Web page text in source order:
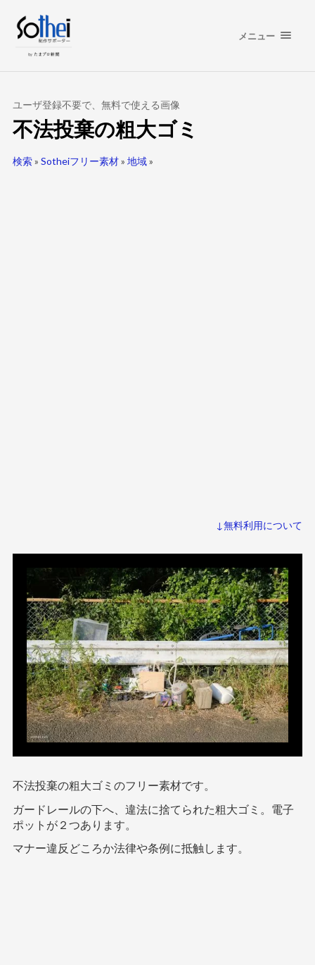
メニュー
ユーザ登録不要で、無料で使える画像
不法投棄の粗大ゴミ
検索» Sotheiフリー素材» 地域»
↓無料利用について
不法投棄の粗大ゴミのフリー素材です。
ガードレールの下へ、違法に捨てられた粗大ゴミ。電子
ポットが２つあります。
マナー違反どころか法律や条例に抵触します。